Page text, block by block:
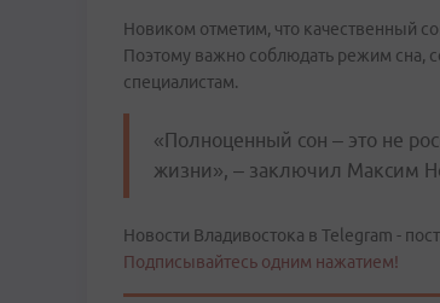
Новиком отметим, что качественный
Поэтому важно соблюдать режим сна,
специалистам.
«Полноценный сон – это не
жизни», – заключил Максим
Новости Владивостока в Telegram -
Подписывайтесь одним нажатием!